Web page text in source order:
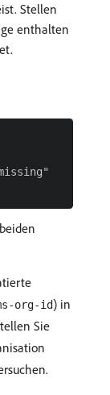
Stellen
enthalten
org-id) in
Sie